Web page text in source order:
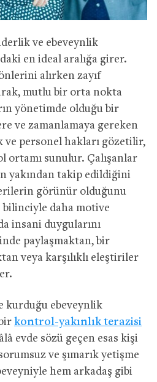
ve ebeveynlik
en ideal aralığa girer.
alırken zayıf
mutlu bir orta nokta
yönetimde olduğu bir
ve zamanlamaya gereken
personel hakları gözetilir,
ortamı sunulur. Çalışanlar
yakından takip edildiğini
görünür olduğunu
bilinciyle daha motive
insani duygularını
paylaşmaktan, bir
veya karşılıklı eleştiriler
kurduğu ebeveynlik
kontrol-yakınlık terazisi
evde sözü geçen esas kişi
ve şımarık yetişme
hem arkadaş gibi